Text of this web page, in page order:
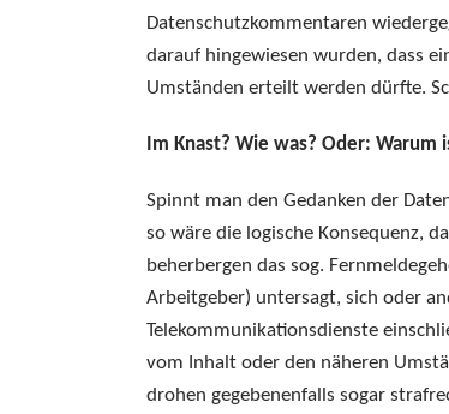
Datenschutzkommentaren
darauf hingewiesen wurden, dass
Umständen erteilt werden dürfte.
Im Knast? Wie was? Oder:
Spinnt man den Gedanken der
so wäre die logische Konsequenz,
beherbergen das sog.
Arbeitgeber) untersagt, sich oder
Telekommunikationsdienste
vom Inhalt oder den näheren
drohen gegebenenfalls sogar